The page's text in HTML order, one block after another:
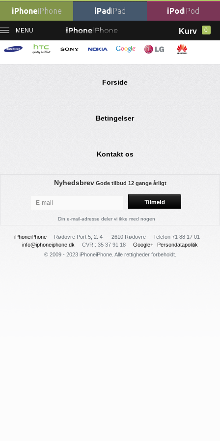
iPhoneiPhone iPadiPad iPodiPod
MENU Kurv 0
Ingen varer fundet
Forside
Betingelser
Kontakt os
Nyhedsbrev Gode tilbud 12 gange årligt
Din e-mail-adresse deler vi ikke med nogen
iPhoneiPhone Rødovre Port 5, 2. 4 2610 Rødovre
Telefon 71 88 17 01
info@iphoneiphone.dk
CVR.: 35 37 91 18 Google+
Persondatapolitik
© 2009 - 2023 iPhoneiPhone. Alle rettigheder forbeholdt.